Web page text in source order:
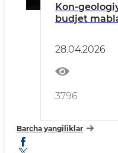
Kon-
budjet
taomillar
boʻlib o‘tdi
28.04.2026
3796
Barcha yangiliklar